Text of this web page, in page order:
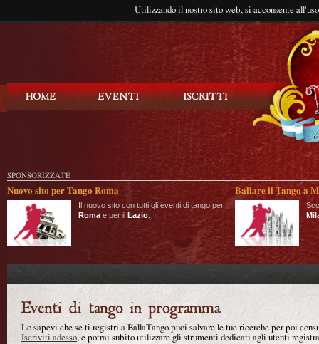
Utilizzando il nostro sito web, si acconsente
SPONSORIZZATE
Nuovo sito per Tango Roma
Il nuovo sito con tutti gli eventi di tango per
Roma e per il Lazio
Ballare il Tango a
Lo sapevi che se ti registri a BallaTango puoi salvare le tue ricerche per poi
Iscriviti adesso, e potrai subito utilizzare gli strumenti dedicati agli utenti